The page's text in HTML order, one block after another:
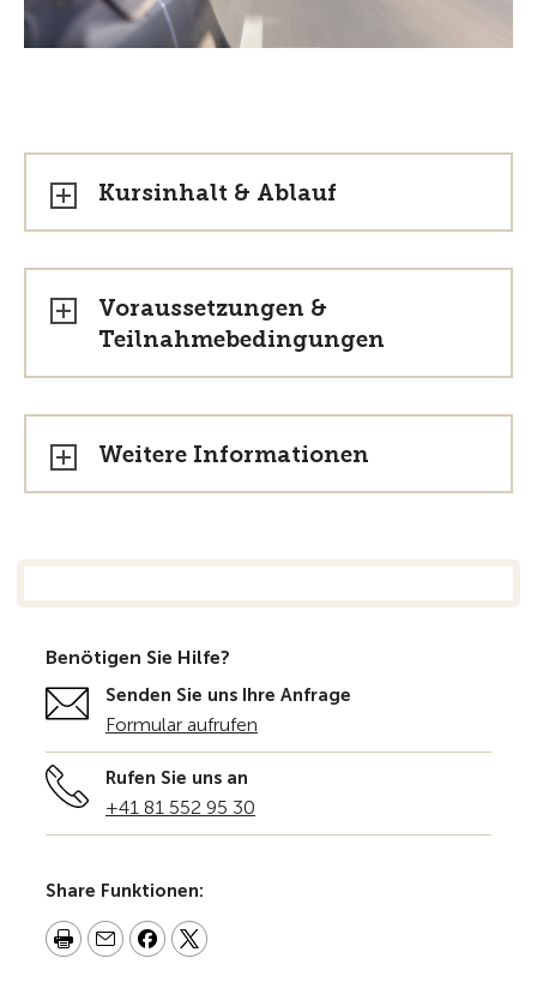
Kursinhalt & Ablauf
Voraussetzungen &
Teilnahmebedingungen
Weitere Informationen
Benötigen Sie Hilfe?
Senden Sie uns Ihre Anfrage
Formular aufrufen
Rufen Sie uns an
+41 81 552 95 30
Share Funktionen: